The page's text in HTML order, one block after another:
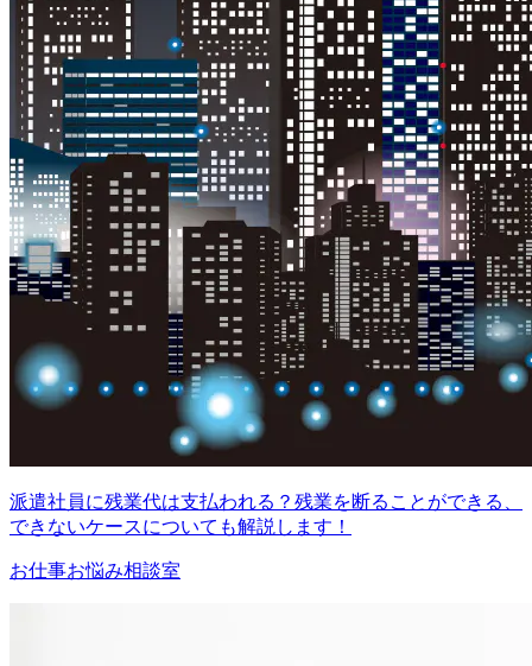
派遣社員に残業代は支払われる？残業を断ることができる、
できないケースについても解説します！
お仕事お悩み相談室